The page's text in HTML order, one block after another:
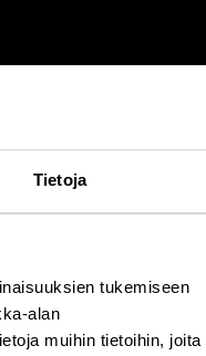
Tietoja
tukemiseen
alan
muihin tietoihin, joita